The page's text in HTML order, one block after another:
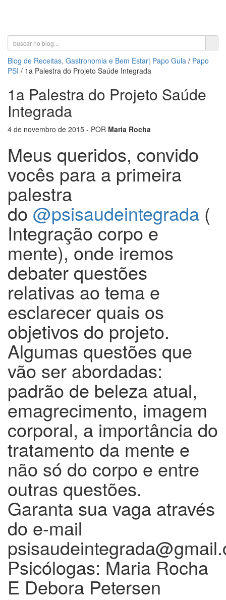
Blog de Receitas, Gastronomia e Bem Estar| Papo Gula / Papo
PSI / 1a Palestra do Projeto Saúde Integrada
1a Palestra do Projeto Saúde
Integrada
4 de novembro de 2015 - POR Maria Rocha
Meus queridos, convido
vocês para a primeira
palestra
do @psisaudeintegrada (
Integração corpo e
mente), onde iremos
debater questões
relativas ao tema e
esclarecer quais os
objetivos do projeto.
Algumas questões que
vão ser abordadas:
padrão de beleza atual,
emagrecimento, imagem
corporal, a importância do
tratamento da mente e
não só do corpo e entre
outras questões.
Garanta sua vaga através
do e-mail
Psicólogas: Maria Rocha
E Debora Petersen